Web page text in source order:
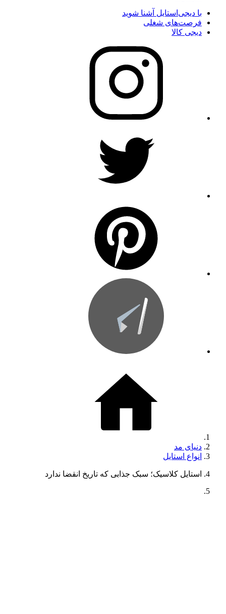
با دیجی‌استایل آشنا شوید
فرصت‌های شغلی
دیجی کالا
دنیای مد
انواع استایل
استایل کلاسیک؛ سبک جذابی که تاریخ انقضا ندارد